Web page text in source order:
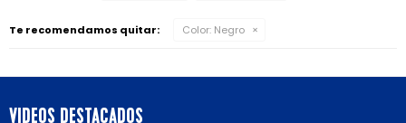
Te recomendamos quitar: Color: Negro
VIDEOS DESTACADOS